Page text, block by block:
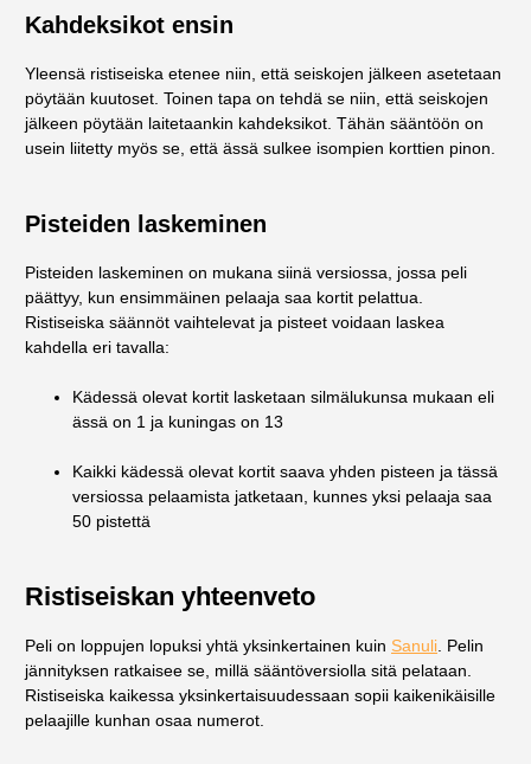
Kahdeksikot ensin
Yleensä ristiseiska etenee niin, että seiskojen jälkeen asetetaan
pöytään kuutoset. Toinen tapa on tehdä se niin, että seiskojen
jälkeen pöytään laitetaankin kahdeksikot. Tähän sääntöön on
usein liitetty myös se, että ässä sulkee isompien korttien pinon.
Pisteiden laskeminen
Pisteiden laskeminen on mukana siinä versiossa, jossa peli
päättyy, kun ensimmäinen pelaaja saa kortit pelattua.
Ristiseiska säännöt vaihtelevat ja pisteet voidaan laskea
kahdella eri tavalla:
Kädessä olevat kortit lasketaan silmälukunsa mukaan eli
ässä on 1 ja kuningas on 13
Kaikki kädessä olevat kortit saava yhden pisteen ja tässä
versiossa pelaamista jatketaan, kunnes yksi pelaaja saa
50 pistettä
Ristiseiskan yhteenveto
Peli on loppujen lopuksi yhtä yksinkertainen kuin Sanuli . Pelin
jännityksen ratkaisee se, millä sääntöversiolla sitä pelataan.
Ristiseiska kaikessa yksinkertaisuudessaan sopii kaikenikäisille
pelaajille kunhan osaa numerot.